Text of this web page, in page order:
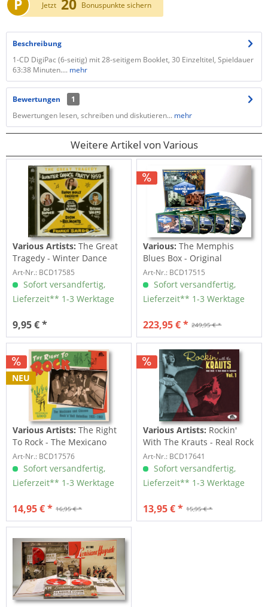
P Jetzt 20 Bonuspunkte sichern
Beschreibung
1-CD DigiPac (6-seitig) mit 28-seitigem Booklet, 30 Einzeltitel, Spieldauer
63:38 Minuten.... mehr
Bewertungen
1
Bewertungen lesen, schreiben und diskutieren... mehr
Weitere Artikel von Various
Various Artists:The Great
Tragedy - Winter Dance
Party 1959 (CD)
Art-Nr.: BCD17585
Sofort versandfertig,
Lieferzeit** 1-3 Werktage
9,95 € *
Various:The Memphis
Blues Box - Original
Recordings...
Art-Nr.: BCD17515
Sofort versandfertig,
Lieferzeit** 1-3 Werktage
249,95 € *
223,95 € *
NEU
Various Artists:The Right
To Rock - The Mexicano
And Chicano...
Art-Nr.: BCD17576
Sofort versandfertig,
Lieferzeit** 1-3 Werktage
16,95 € *
14,95 € *
Various Artists: Rockin'
With The Krauts - Real Rock
'n' Roll...
Art-Nr.: BCD17641
Sofort versandfertig,
Lieferzeit** 1-3 Werktage
15,95 € *
13,95 € *